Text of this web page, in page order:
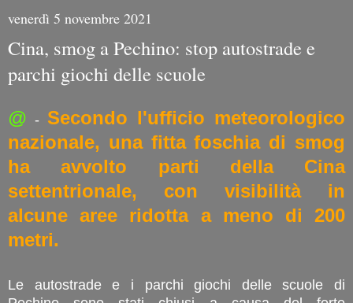
venerdì 5 novembre 2021
Cina, smog a Pechino: stop autostrade e
parchi giochi delle scuole
@ - Secondo l'ufficio meteorologico
nazionale, una fitta foschia di smog
ha avvolto parti della Cina
settentrionale, con visibilità in
alcune aree ridotta a meno di 200
metri.
Le autostrade e i parchi giochi delle scuole di